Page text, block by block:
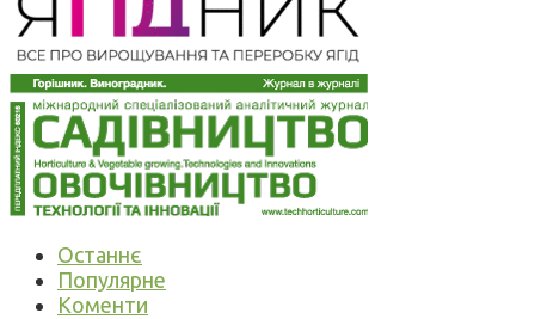
Останнє
Популярне
Коменти